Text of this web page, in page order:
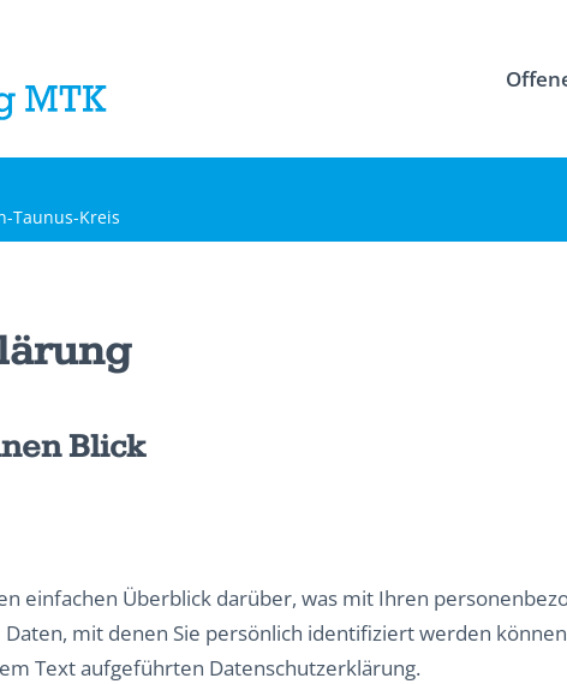
Taunus-Kreis
Blick
einfachen Überblick darüber, was mit Ihren
mit denen Sie persönlich identifiziert werden
Text aufgeführten Datenschutzerklärung.